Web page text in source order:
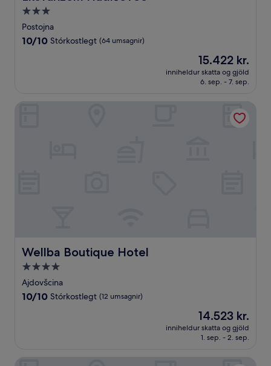
3.0
stjörnu
gististaður
Postojna
10.0
10/10 Stórkostlegt (64 umsagnir)
Verðið
er
15.422 kr.
15.422 kr.
inniheldur skatta og gjöld
6. sep. - 7. sep.
Wellba Boutique Hotel
Wellba Boutique Hotel
4.0
stjörnu
gististaður
Ajdovšcina
10.0
10/10 Stórkostlegt (12 umsagnir)
Verðið
er
14.523 kr.
14.523 kr.
inniheldur skatta og gjöld
1. sep. - 2. sep.